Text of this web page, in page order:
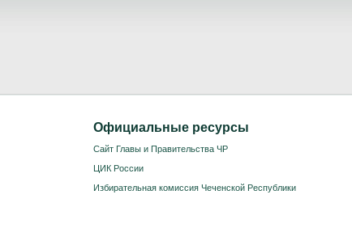
Официальные ресурсы
Сайт Главы и Правительства ЧР
ЦИК России
Избирательная комиссия Чеченской Республики